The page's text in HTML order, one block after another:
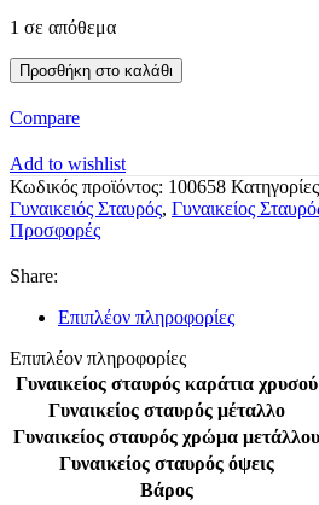
1 σε απόθεμα
Λευκόχρυσος
Γυναικείος
Σταυρός
Κ14
με
Άσπρα
Ζιργκόν
κωδ.100658
ποσότητα
Προσθήκη στο καλάθι
Compare
Add to wishlist
Κωδικός προϊόντος: 100658
Γυναικειός Σταυρός, Γυναικείος
Προσφορές
Share:
Επιπλέον πληροφορίες
Επιπλέον πληροφορίες
Γυναικείος σταυρός καράτια χρυσού
Γυναικείος σταυρός μέταλλο
Γυναικείος σταυρός χρώμα μετάλλου
Γυναικείος σταυρός όψεις
Βάρος